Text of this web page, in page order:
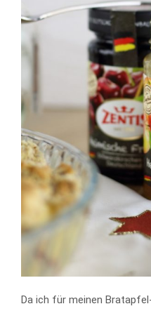
Da ich für meinen